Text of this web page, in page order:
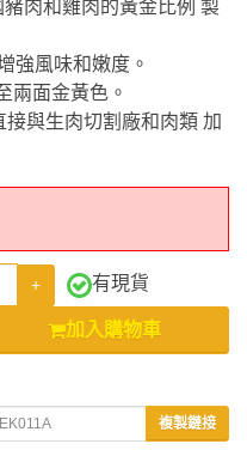
肉和雞肉的黃金比例 製
強風味和嫩度。
兩面金黃色。
與生肉切割廠和肉類 加
+ 有現貨
加入購物車
複製鏈接